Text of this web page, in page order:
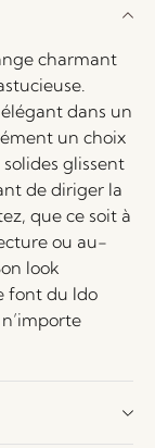
charmant
dans un
un choix
glissent
de diriger la
que ce soit à
ou au-
look
font du Ido